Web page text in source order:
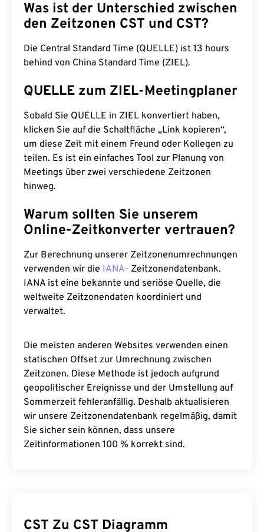
Was ist der Unterschied zwischen
den Zeitzonen CST und CST?
Die Central Standard Time (QUELLE) ist 13 hours
behind von China Standard Time (ZIEL).
QUELLE zum ZIEL-Meetingplaner
Sobald Sie QUELLE in ZIEL konvertiert haben,
klicken Sie auf die Schaltfläche „Link kopieren“,
um diese Zeit mit einem Freund oder Kollegen zu
teilen. Es ist ein einfaches Tool zur Planung von
Meetings über zwei verschiedene Zeitzonen
hinweg.
Warum sollten Sie unserem
Online-Zeitkonverter vertrauen?
Zur Berechnung unserer Zeitzonenumrechnungen
verwenden wir die IANA- Zeitzonendatenbank.
IANA ist eine bekannte und seriöse Quelle, die
weltweite Zeitzonendaten koordiniert und
verwaltet.
Die meisten anderen Websites verwenden einen
statischen Offset zur Umrechnung zwischen
Zeitzonen. Diese Methode ist jedoch aufgrund
geopolitischer Ereignisse und der Umstellung auf
Sommerzeit fehleranfällig. Deshalb aktualisieren
wir unsere Zeitzonendatenbank regelmäßig, damit
Sie sicher sein können, dass unsere
Zeitinformationen 100 % korrekt sind.
CST Zu CST Diagramm